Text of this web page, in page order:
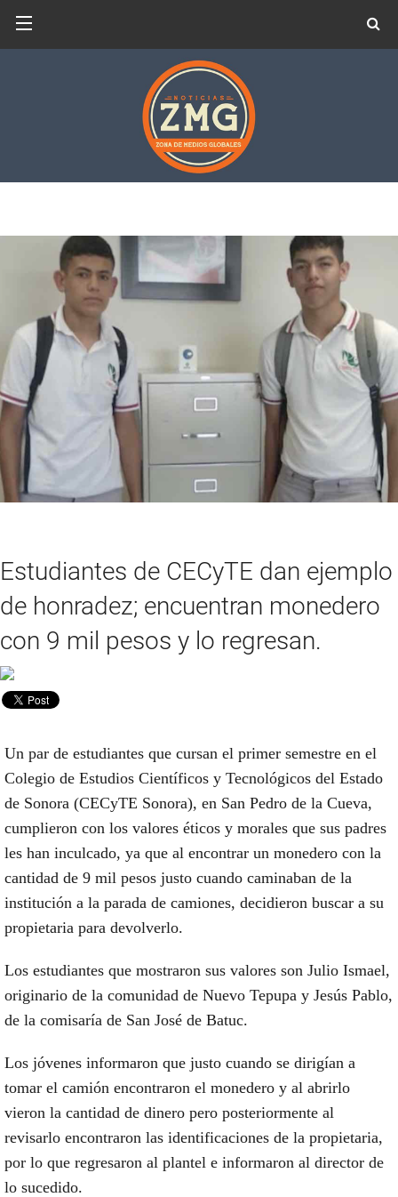
Estudiantes de CECyTE dan ejemplo
de honradez; encuentran monedero
con 9 mil pesos y lo regresan.
Un par de estudiantes que cursan el primer semestre en el
Colegio de Estudios Científicos y Tecnológicos del Estado
de Sonora (CECyTE Sonora), en San Pedro de la Cueva,
cumplieron con los valores éticos y morales que sus padres
les han inculcado, ya que al encontrar un monedero con la
cantidad de 9 mil pesos justo cuando caminaban de la
institución a la parada de camiones, decidieron buscar a su
propietaria para devolverlo.
Los estudiantes que mostraron sus valores son Julio Ismael,
originario de la comunidad de Nuevo Tepupa y Jesús Pablo,
de la comisaría de San José de Batuc.
Los jóvenes informaron que justo cuando se dirigían a
tomar el camión encontraron el monedero y al abrirlo
vieron la cantidad de dinero pero posteriormente al
revisarlo encontraron las identificaciones de la propietaria,
por lo que regresaron al plantel e informaron al director de
lo sucedido.